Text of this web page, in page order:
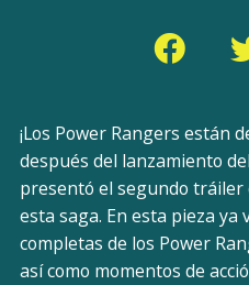
¡Los Power Rangers están
después del lanzamiento
presentó el segundo tráiler
esta saga. En esta pieza ya
completas de los Power
así como momentos de